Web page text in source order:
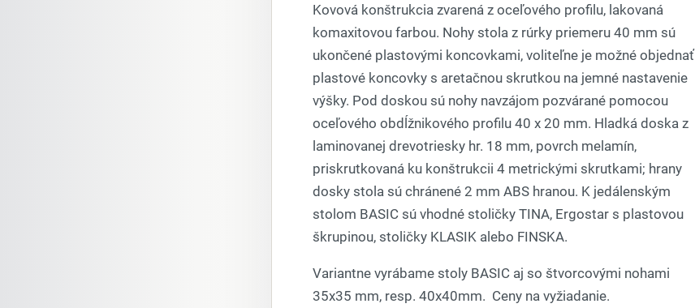
Kovová konštrukcia zvarená z oceľového profilu, lakovaná
komaxitovou farbou. Nohy stola z rúrky priemeru 40 mm sú
ukončené plastovými koncovkami, voliteľne je možné objednať
plastové koncovky s aretačnou skrutkou na jemné nastavenie
výšky. Pod doskou sú nohy navzájom pozvárané pomocou
oceľového obdĺžnikového profilu 40 x 20 mm. Hladká doska z
laminovanej drevotriesky hr. 18 mm, povrch melamín,
priskrutkovaná ku konštrukcii 4 metrickými skrutkami; hrany
dosky stola sú chránené 2 mm ABS hranou. K jedálenským
stolom BASIC sú vhodné stoličky TINA, Ergostar s plastovou
škrupinou, stoličky KLASIK alebo FINSKA.
Variantne vyrábame stoly BASIC aj so štvorcovými nohami
35x35 mm, resp. 40x40mm. Ceny na vyžiadanie.